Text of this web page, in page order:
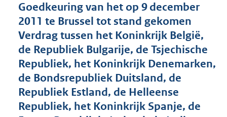
s
g
r
o
t
t
e
:
1
Goedkeuring van het op 9 december
2011 te Brussel tot stand gekomen
Verdrag tussen het Koninkrijk België,
de Republiek Bulgarije, de Tsjechische
Republiek, het Koninkrijk Denemarken,
de Bondsrepubliek Duitsland, de
Republiek Estland, de Helleense
Republiek, het Koninkrijk Spanje, de